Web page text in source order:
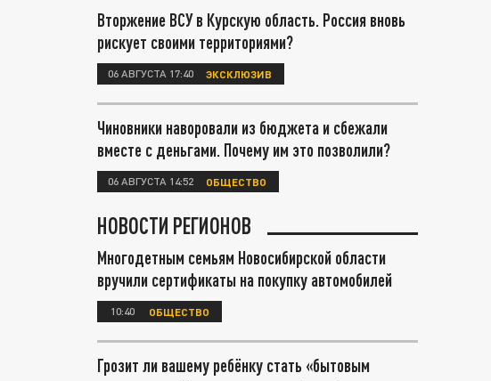
Вторжение ВСУ в Курскую область. Россия вновь
рискует своими территориями?
06 АВГУСТА 17:40 ЭКСКЛЮЗИВ
Чиновники наворовали из бюджета и сбежали
вместе с деньгами. Почему им это позволили?
06 АВГУСТА 14:52 ОБЩЕСТВО
НОВОСТИ РЕГИОНОВ
Многодетным семьям Новосибирской области
вручили сертификаты на покупку автомобилей
10:40 ОБЩЕСТВО
Грозит ли вашему ребёнку стать «бытовым